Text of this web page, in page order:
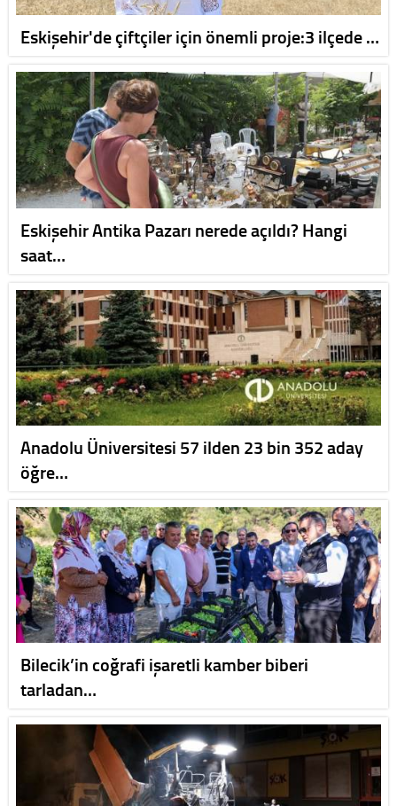
Eskişehir'de çiftçiler için önemli proje:3 ilçede …
Eskişehir Antika Pazarı nerede açıldı? Hangi
saat…
Anadolu Üniversitesi 57 ilden 23 bin 352 aday
öğre…
Bilecik’in coğrafi işaretli kamber biberi
tarladan…